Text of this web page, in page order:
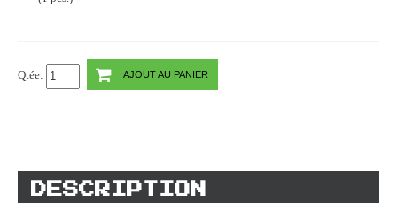
Qtée: AJOUT AU PANIER
DESCRIPTION